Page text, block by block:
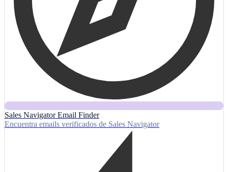
Sales Navigator Email Finder
Encuentra emails verificados de Sales Navigator